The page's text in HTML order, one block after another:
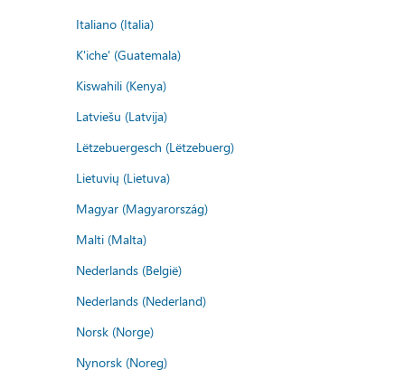
Italiano (Italia)
K'iche' (Guatemala)
Kiswahili (Kenya)
Latviešu (Latvija)
Lëtzebuergesch (Lëtzebuerg)
Lietuvių (Lietuva)
Magyar (Magyarország)
Malti (Malta)
Nederlands (België)
Nederlands (Nederland)
Norsk (Norge)
Nynorsk (Noreg)